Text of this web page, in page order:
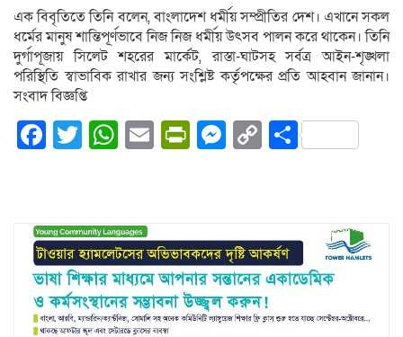
এক বিবৃতিতে তিনি বলেন, বাংলাদেশ ধর্মীয় সম্প্রীতির দেশ। এখানে সকল
ধর্মের মানুষ শান্তিপূর্ণভাবে নিজ নিজ ধর্মীয় উৎসব পালন করে থাকেন। তিনি
দুর্গাপূজায় সিলেট শহরের মার্কেট, রাস্তা-ঘাটসহ সর্বত্র আইন-শৃঙ্খলা
পরিস্থিতি স্বাভাবিক রাখার জন্য সংশ্লিষ্ট কর্তৃপক্ষের প্রতি আহবান জানান।
সংবাদ বিজ্ঞপ্তি
Facebook
Twitter
WhatsApp
EmailPrintFriendly
Messenger
CopyShare